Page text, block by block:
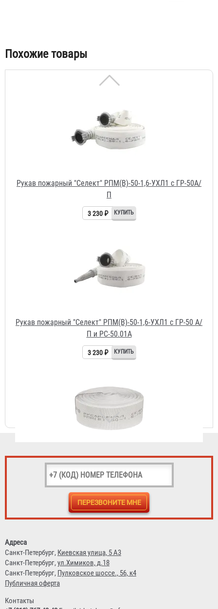
Похожие товары
Рукав пожарный "Селект" РПМ(В)-50-1,6-УХЛ1 c ГР-50А/
3 230 ₽
3 230 ₽
2 787 ₽
Рукав пожарный "Селект" РПМ(В)-65-1,6-УХЛ1
3 620 ₽
Адреса
Санкт-Петербург, Киевская улица, 5 А3
Санкт-Петербург,ул.Химиков, д.18
Санкт-Петербург, Пулковское шоссе., 56, к4
Публичная оферта
Контакты